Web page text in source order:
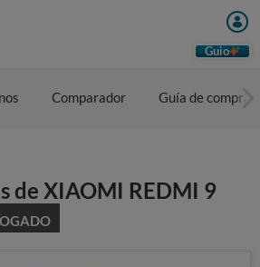
Guio
Comparador Guía de compra
de XIAOMI REDMI 9